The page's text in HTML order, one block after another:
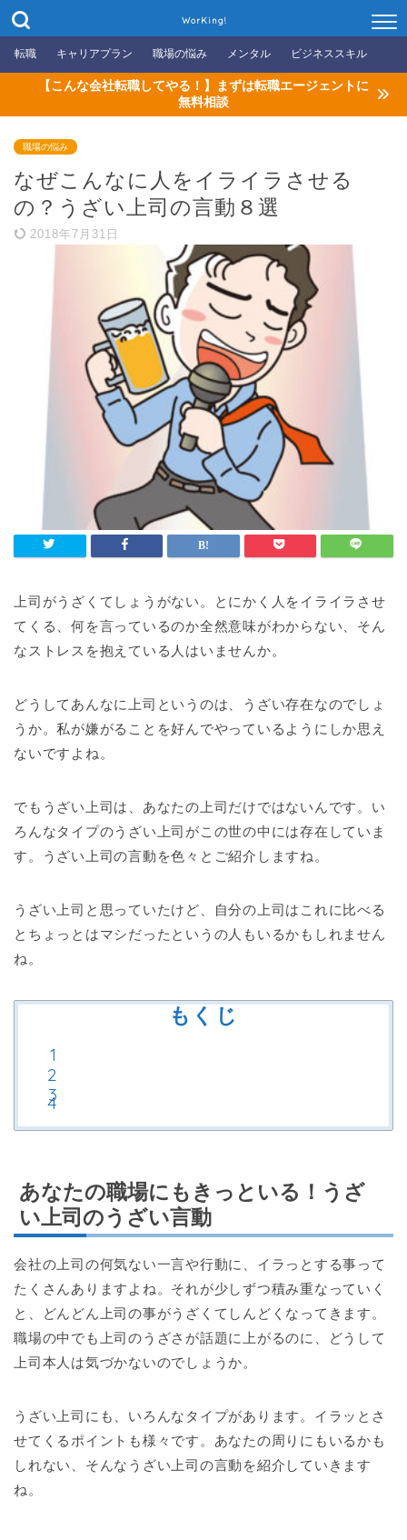
WorKing!
転職 キャリアプラン 職場の悩み メンタル ビジネススキル
【こんな会社転職してやる！】まずは転職エージェントに
無料相談
職場の悩み
なぜこんなに人をイライラさせる
の？うざい上司の言動８選
2018年7月31日
上司がうざくてしょうがない。とにかく人をイライラさせ
てくる、何を言っているのか全然意味がわからない、そん
なストレスを抱えている人はいませんか。
どうしてあんなに上司というのは、うざい存在なのでしょ
うか。私が嫌がることを好んでやっているようにしか思え
ないですよね。
でもうざい上司は、あなたの上司だけではないんです。い
ろんなタイプのうざい上司がこの世の中には存在していま
す。うざい上司の言動を色々とご紹介しますね。
うざい上司と思っていたけど、自分の上司はこれに比べる
とちょっとはマシだったというの人もいるかもしれません
ね。
もくじ
あなたの職場にもきっといる！うざ
い上司のうざい言動
会社の上司の何気ない一言や行動に、イラっとする事って
たくさんありますよね。それが少しずつ積み重なっていく
と、どんどん上司の事がうざくてしんどくなってきます。
職場の中でも上司のうざさが話題に上がるのに、どうして
上司本人は気づかないのでしょうか。
うざい上司にも、いろんなタイプがあります。イラッとさ
せてくるポイントも様々です。あなたの周りにもいるかも
しれない、そんなうざい上司の言動を紹介していきます
ね。